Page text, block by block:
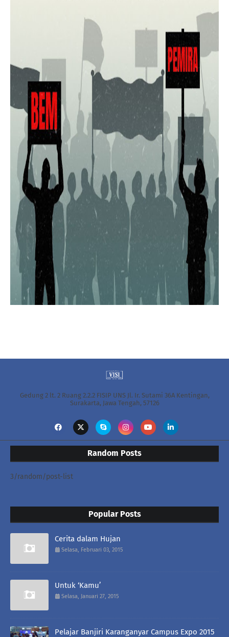
Gedung 2 lt. 2 Ruang 2.2.2 FISIP UNS Jl. Ir. Sutami 36A Kentingan,
Surakarta, Jawa Tengah, 57126
Random Posts
3/random/post-list
Popular Posts
Cerita dalam Hujan
Selasa, Februari 03, 2015
Untuk ‘Kamu’
Selasa, Januari 27, 2015
Pelajar Banjiri Karanganyar Campus Expo 2015